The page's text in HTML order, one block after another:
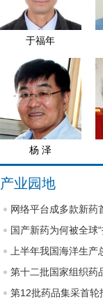
于福年
杨 泽
产业园地
网络平台成多款新药
国产新药为何被全球“
上半年我国海洋生
第十二批国家组织药
第12批药品集采首